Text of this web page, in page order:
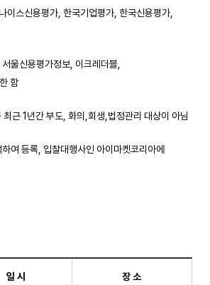
신용평가, 한국기업평가, 한국신용평가,
신용평가정보, 이크레더블,
함
1년간 부도, 화의,회생,법정관리 대상이 아님
등록, 입찰대행사인 아이마켓코리아에
일 시 장 소